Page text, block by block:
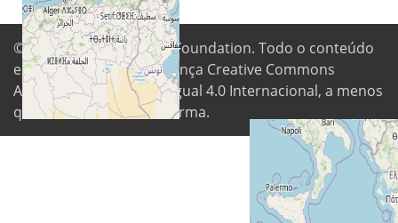
© 2026Digital Freedom Foundation. Todo o conteúdo
está disponível sob a licença Creative Commons
Atribuição-CompartilhaIgual 4.0 Internacional, a menos
que indicado de outra forma.